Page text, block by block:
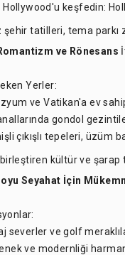
keşfedin:
tatilleri, tema
ve Rönesans
Yerler:
ve Vatikan'a ev
gondol
çıkışlı tepeleri, üzüm
kültür ve şarap
Seyahat İçin
severler ve golf
ve modernliği